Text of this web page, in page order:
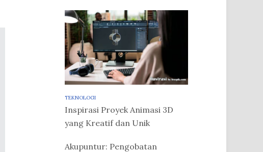
TEKNOLOGI
Inspirasi Proyek Animasi 3D
yang Kreatif dan Unik
Akupuntur: Pengobatan